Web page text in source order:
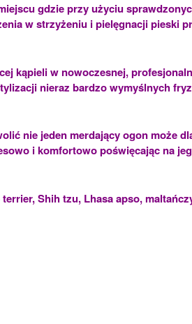
gdzie przy użyciu
w strzyżeniu i pielęgnacji pieski
kąpieli w nowoczesnej,
nieraz bardzo wymyślnych
nie jeden merdający ogon może
i komfortowo poświęcając na
Shih tzu, Lhasa apso,